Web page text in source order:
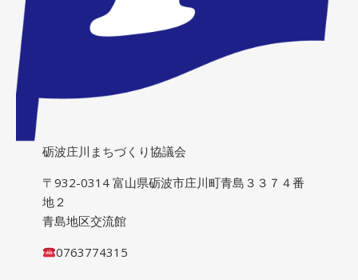
砺波庄川まちづくり協議会
〒932-0314 富山県砺波市庄川町青島３３７４番
地２
青島地区交流館
0763774315